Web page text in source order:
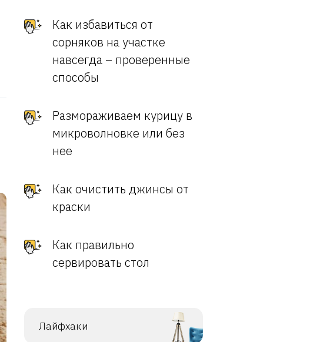
Как избавиться от
сорняков на участке
навсегда – проверенные
способы
Размораживаем курицу в
микроволновке или без
нее
Как очистить джинсы от
краски
Как правильно
сервировать стол
Лайфхаки